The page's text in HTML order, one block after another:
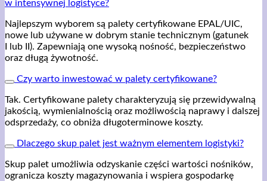
w intensywnej logistyce?
Najlepszym wyborem są palety certyfikowane EPAL/UIC,
nowe lub używane w dobrym stanie technicznym (gatunek
I lub II). Zapewniają one wysoką nośność, bezpieczeństwo
oraz długą żywotność.
Czy warto inwestować w palety certyfikowane?
Tak. Certyfikowane palety charakteryzują się przewidywalną
jakością, wymienialnością oraz możliwością naprawy i dalszej
odsprzedaży, co obniża długoterminowe koszty.
Dlaczego skup palet jest ważnym elementem logistyki?
Skup palet umożliwia odzyskanie części wartości nośników,
ogranicza koszty magazynowania i wspiera gospodarkę